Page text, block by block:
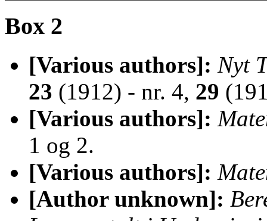
Box 2
[Various authors]: Nyt
23 (1912) - nr. 4, 29
[Various authors]:
1 og 2.
[Various authors]:
[Author unknown]: